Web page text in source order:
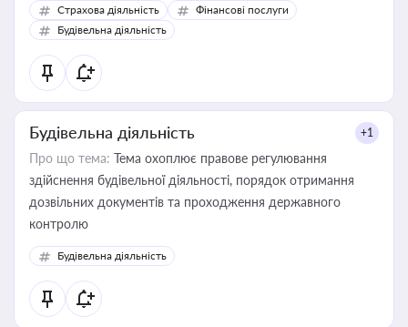
бухгалтера під час оподаткування, приватизації, оренди
державного майна, корпоративних угод і перевірки
статусу суб'єктів оціночної діяльності
Страхова діяльність
Фінансові послуги
Будівельна діяльність
Будівельна діяльність +1
Про що тема: Тема охоплює правове регулювання
здійснення будівельної діяльності, порядок отримання
дозвільних документів та проходження державного
контролю
Будівельна діяльність